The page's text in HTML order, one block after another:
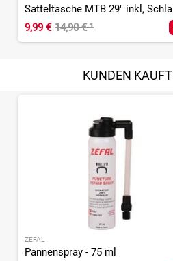
9,99 € 14,90 €¹
KUNDEN
ZEFAL
Pannenspray - 75 ml